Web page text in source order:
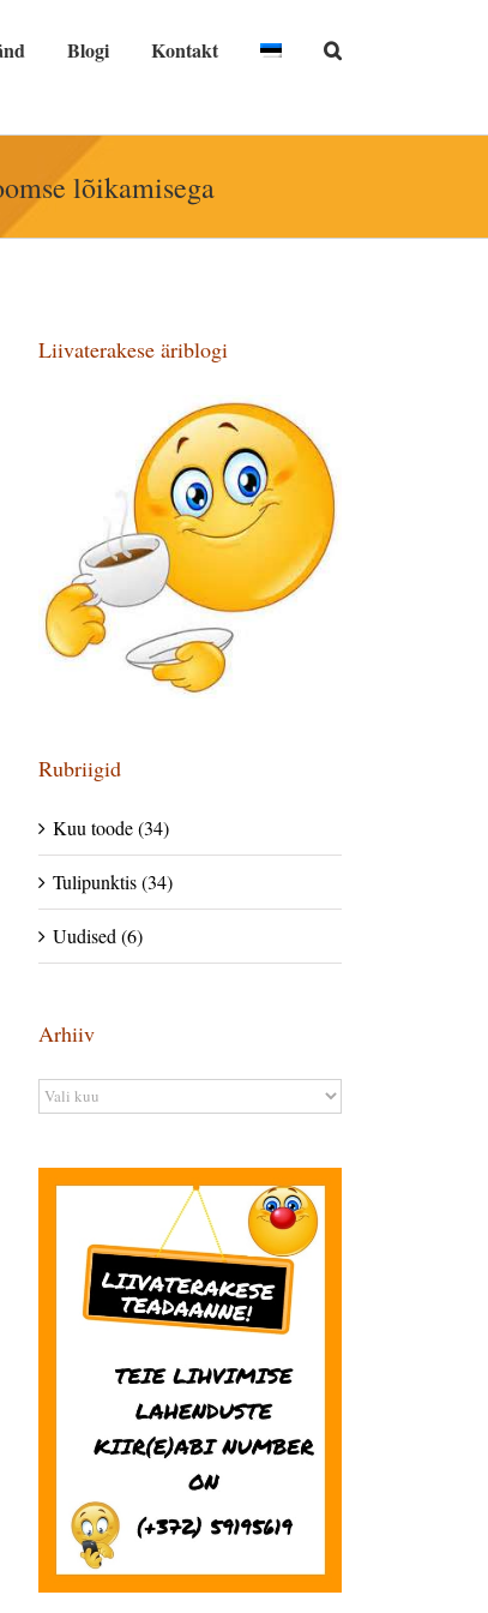
Blogi Kontakt
lõikamisega
Liivaterakese äriblogi
Rubriigid
Kuu toode (34)
Tulipunktis (34)
Uudised (6)
Arhiiv
Arhiiv